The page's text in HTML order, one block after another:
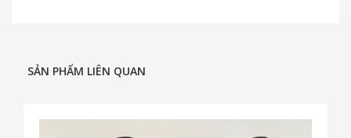
SẢN PHẨM LIÊN QUAN